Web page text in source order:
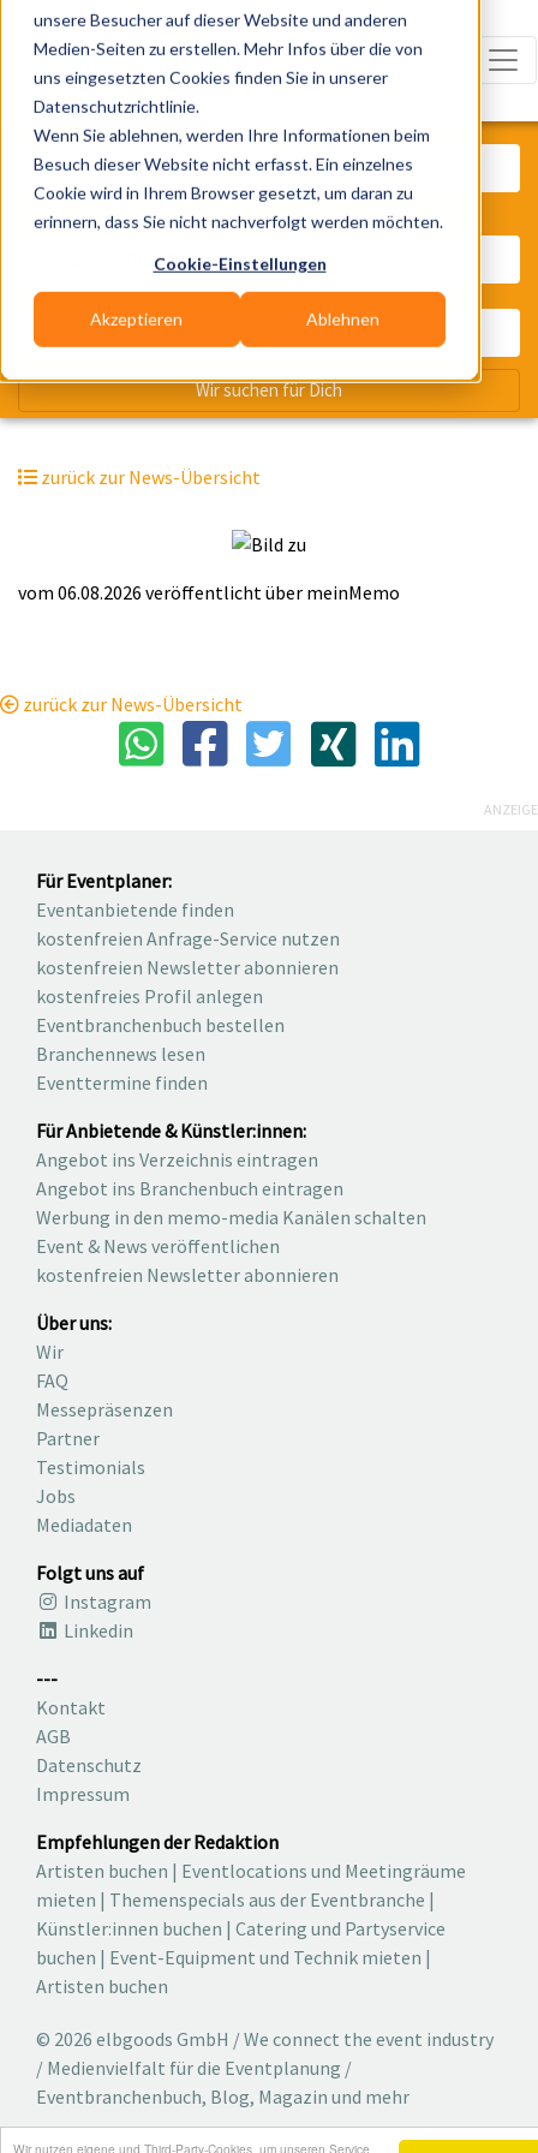
Wir nutzen eigene und Third-Party-Cookies, um unseren Service
unsere Besucher auf dieser Website und anderen
Medien-Seiten zu erstellen. Mehr Infos über die von
uns eingesetzten Cookies finden Sie in unserer
Datenschutzrichtlinie.
Wenn Sie ablehnen, werden Ihre Informationen beim
Besuch dieser Website nicht erfasst. Ein einzelnes
Cookie wird in Ihrem Browser gesetzt, um daran zu
erinnern, dass Sie nicht nachverfolgt werden möchten.
Cookie-Einstellungen
Akzeptieren Ablehnen
zurück zur News-Übersicht
vom 06.08.2026 veröffentlicht über meinMemo
zurück zur News-Übersicht
Was? Künstler, Zelte, Bands,
Wo? Stadt, PLZ, Ort
Wir suchen für Dich
ANZEIGE
Für Eventplaner:
Eventanbietende finden
kostenfreien Anfrage-Service nutzen
kostenfreien Newsletter abonnieren
kostenfreies Profil anlegen
Eventbranchenbuch bestellen
Branchennews lesen
Eventtermine finden
Für Anbietende & Künstler:innen:
Angebot ins Verzeichnis eintragen
Angebot ins Branchenbuch eintragen
Werbung in den memo-media Kanälen schalten
Event & News veröffentlichen
kostenfreien Newsletter abonnieren
Über uns:
Wir
FAQ
Messepräsenzen
Partner
Testimonials
Jobs
Mediadaten
Folgt uns auf
Instagram
Linkedin
---
Kontakt
AGB
Datenschutz
Impressum
Empfehlungen der Redaktion
Artisten buchen | Eventlocations und Meetingräume
mieten | Themenspecials aus der Eventbranche |
Künstler:innen buchen | Catering und Partyservice
buchen | Event-Equipment und Technik mieten |
Artisten buchen
© 2026 elbgoods GmbH / We connect the event industry
/ Medienvielfalt für die Eventplanung /
Eventbranchenbuch, Blog, Magazin und mehr